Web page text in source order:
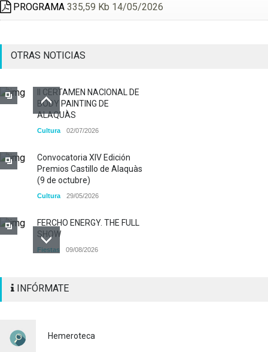
PROGRAMA 335,59 Kb 14/05/2026
OTRAS NOTICIAS
II CERTAMEN NACIONAL DE
BODY PAINTING DE
ALAQUÀS
Cultura 02/07/2026
Convocatoria XIV Edición
Premios Castillo de Alaquàs
(9 de octubre)
Cultura 29/05/2026
FERCHO ENERGY. THE FULL
SHOW
Fiestas 09/08/2026
INSCRIPCIÓN para participar
Cultura 03/08/2026
INFÓRMATE
Hemeroteca